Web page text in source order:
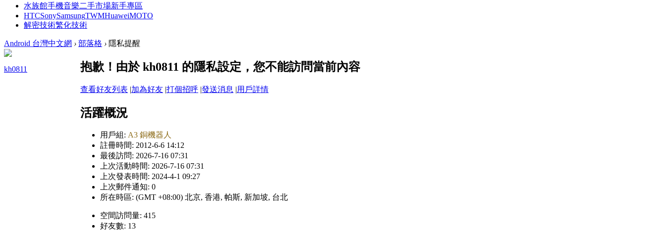
水族館手機音樂二手市場新手專區
HTCSonySamsungTWMHuaweiMOTO
解密技術繁化技術
Android 台灣中文網 › 部落格 › 隱私提醒
kh0811 抱歉！由於 kh0811 的隱私設定，您不能訪問當前內容
查看好友列表 |加為好友 |打個招呼 |發送消息 |用戶詳情
活躍概況
用戶組: A3 銅機器人
註冊時間: 2012-6-6 14:12
最後訪問: 2026-7-16 07:31
上次活動時間: 2026-7-16 07:31
上次發表時間: 2024-4-1 09:27
上次郵件通知: 0
所在時區: (GMT +08:00) 北京, 香港, 帕斯, 新加坡, 台北
空間訪問量: 415
好友數: 13